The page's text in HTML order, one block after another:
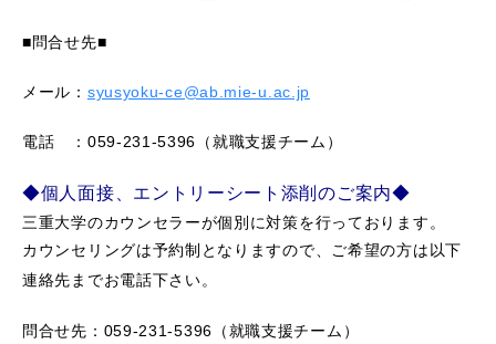
■問合せ先■
メール： syusyoku-ce@ab.mie-u.ac.jp
電話 ：059-231-5396（就職支援チーム）
◆個人面接、エントリーシート添削のご案内◆
三重大学のカウンセラーが個別に対策を行っております。
カウンセリングは予約制となりますので、ご希望の方は以下
連絡先までお電話下さい。
問合せ先 ：059-231-5396（就職支援チーム）